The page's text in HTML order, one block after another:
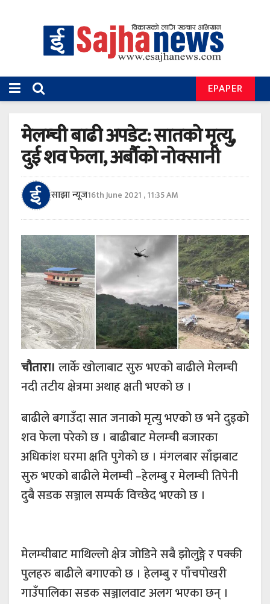
EPAPER
मेलम्ची बाढी अपडेट: सातको मृत्यु,
दुई शव फेला, अर्बौको नोक्सानी
साझा न्यूज16th June 2021 , 11:35 AM
चौतारा। लार्के खोलाबाट सुरु भएको बाढीले मेलम्ची
नदी तटीय क्षेत्रमा अथाह क्षती भएको छ ।
बाढीले बगाउँदा सात जनाको मृत्यु भएको छ भने दुइको
शव फेला परेको छ । बाढीबाट मेलम्ची बजारका
अधिकांश घरमा क्षति पुगेको छ । मंगलबार साँझबाट
सुरु भएको बाढीले मेलम्ची –हेलम्बु र मेलम्ची तिपेनी
दुबै सडक सञ्जाल सम्पर्क विच्छेद भएको छ ।
मेलम्चीबाट माथिल्लो क्षेत्र जोडिने सबै झोलुङ्गे र पक्की
पुलहरु बाढीले बगाएको छ । हेलम्बु र पाँचपोखरी
गाउँपालिका सडक सञ्जालवाट अलग भएका छन् ।